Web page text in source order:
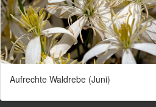
Aufrechte Waldrebe (Juni)